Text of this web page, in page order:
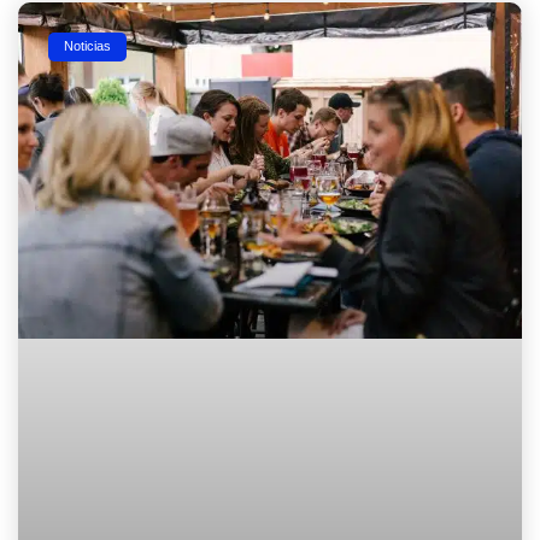
Noticias